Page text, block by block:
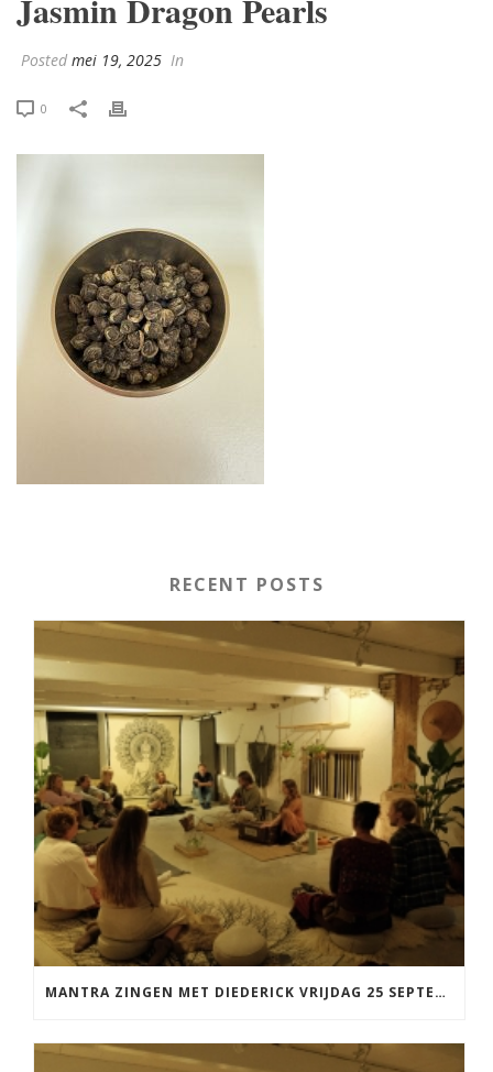
Posted mei 19, 2025 In
0
RECENT POSTS
MANTRA ZINGEN MET DIEDERICK VRIJDAG 25 SEPTEMBER EN 20 NOVEMBER